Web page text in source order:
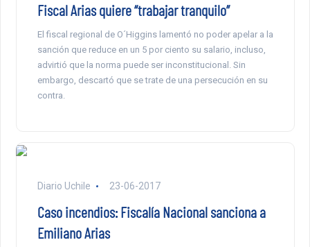
Fiscal Arias quiere “trabajar tranquilo”
El fiscal regional de O´Higgins lamentó no poder apelar a la
sanción que reduce en un 5 por ciento su salario, incluso,
advirtió que la norma puede ser inconstitucional. Sin
embargo, descartó que se trate de una persecución en su
contra.
Diario Uchile 23-06-2017
Caso incendios: Fiscalía Nacional sanciona a
Emiliano Arias